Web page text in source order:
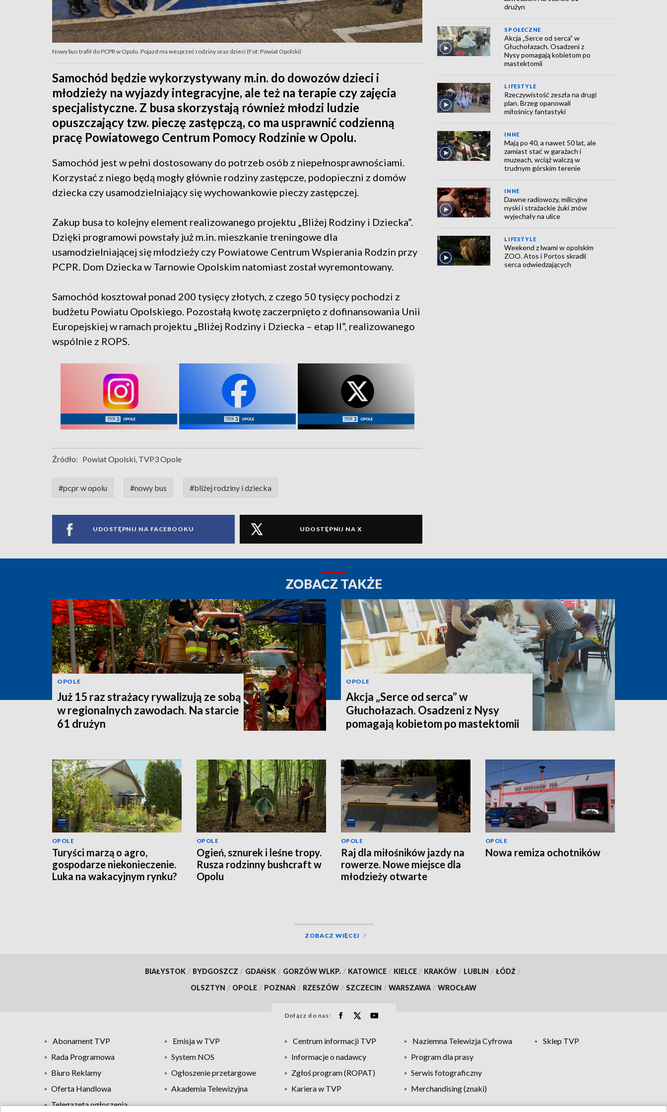
Nowy bus trafił do PCPR w Opolu. Pojazd ma wesprzeć rodziny oraz dzieci (Fot: Powiat Opolski)
Samochód będzie wykorzystywany m.in. do dowozów dzieci i
młodzieży na wyjazdy integracyjne, ale też na terapie czy zajęcia
specjalistyczne. Z busa skorzystają również młodzi ludzie
opuszczający tzw. pieczę zastępczą, co ma usprawnić codzienną
pracę Powiatowego Centrum Pomocy Rodzinie w Opolu.
Samochód jest w pełni dostosowany do potrzeb osób z niepełnosprawnościami.
Korzystać z niego będą mogły głównie rodziny zastępcze, podopieczni z domów
dziecka czy usamodzielniający się wychowankowie pieczy zastępczej.
Zakup busa to kolejny element realizowanego projektu „Bliżej Rodziny i Dziecka”.
Dzięki programowi powstały już m.in. mieszkanie treningowe dla
usamodzielniającej się młodzieży czy Powiatowe Centrum Wspierania Rodzin przy
PCPR. Dom Dziecka w Tarnowie Opolskim natomiast został wyremontowany.
Samochód kosztował ponad 200 tysięcy złotych, z czego 50 tysięcy pochodzi z
budżetu Powiatu Opolskiego. Pozostałą kwotę zaczerpnięto z dofinansowania Unii
Europejskiej w ramach projektu „Bliżej Rodziny i Dziecka – etap II”, realizowanego
wspólnie z ROPS.
Źródło: Powiat Opolski, TVP3 Opole
#pcpr w opolu #nowy bus #bliżej rodziny i dziecka
UDOSTĘPNIJ NA FACEBOOKU UDOSTĘPNIJ NA X
drużyn
SPOŁECZNE
Akcja „Serce od serca” w
Głuchołazach. Osadzeni z
Nysy pomagają kobietom po
mastektomii
LIFESTYLE
Rzeczywistość zeszła na drugi
plan. Brzeg opanowali
miłośnicy fantastyki
INNE
Mają po 40, a nawet 50 lat, ale
zamiast stać w garażach i
muzeach, wciąż walczą w
trudnym górskim terenie
INNE
Dawne radiowozy, milicyjne
nyski i strażackie żuki znów
wyjechały na ulice
LIFESTYLE
Weekend z lwami w opolskim
ZOO. Atos i Portos skradli
serca odwiedzających
ZOBACZ TAKŻE
OPOLE
Już 15 raz strażacy rywalizują ze sobą
w regionalnych zawodach. Na starcie
61 drużyn
OPOLE
Akcja „Serce od serca” w
Głuchołazach. Osadzeni z Nysy
pomagają kobietom po mastektomii
OPOLE
Turyści marzą o agro,
gospodarze niekonieczenie.
Luka na wakacyjnym rynku?
OPOLE
Ogień, sznurek i leśne tropy.
Rusza rodzinny bushcraft w
Opolu
OPOLE
Raj dla miłośników jazdy na
rowerze. Nowe miejsce dla
młodzieży otwarte
OPOLE
Nowa remiza ochotników
ZOBACZ WIĘCEJ
BIAŁYSTOK / BYDGOSZCZ / GDAŃSK / GORZÓW WLKP. / KATOWICE / KIELCE / KRAKÓW / LUBLIN / ŁÓDŹ /
OLSZTYN / OPOLE / POZNAŃ / RZESZÓW / SZCZECIN / WARSZAWA / WROCŁAW
Dołącz do nas:
Abonament TVP Emisja w TVP Centrum informacji TVP Naziemna Telewizja Cyfrowa
Sklep TVP
Rada Programowa
System NOS Informacje o nadawcy
Program dla prasy
Biuro Reklamy
Ogłoszenie przetargowe Zgłoś program (ROPAT)
Serwis fotograficzny
Oferta Handlowa
Akademia Telewizyjna Kariera w TVP
Merchandising (znaki)
Telegazeta ogłoszenia